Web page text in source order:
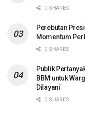
0 SHARES
Perebutan
Momentum
0 SHARES
Publik
BBM untuk
Dilayani
0 SHARES